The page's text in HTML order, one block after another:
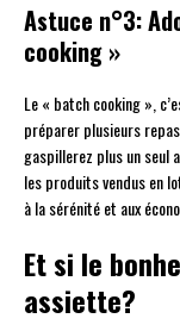
Astuce n°3:
cooking »
Le « batch cooking »,
préparer plusieurs
gaspillerez plus un
les produits vendus en
à la sérénité et aux
Et si le
assiette?